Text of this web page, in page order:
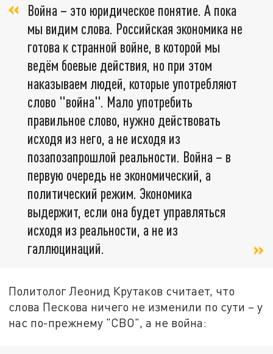
Война – это юридическое понятие. А пока
мы видим слова. Российская экономика не
готова к странной войне, в которой мы
ведём боевые действия, но при этом
наказываем людей, которые употребляют
слово "война". Мало употребить
правильное слово, нужно действовать
исходя из него, а не исходя из
позапозапрошлой реальности. Война – в
первую очередь не экономический, а
политический режим. Экономика
выдержит, если она будет управляться
исходя из реальности, а не из
галлюцинаций.
Политолог Леонид Крутаков считает, что
слова Пескова ничего не изменили по сути – у
нас по-прежнему "СВО", а не война: